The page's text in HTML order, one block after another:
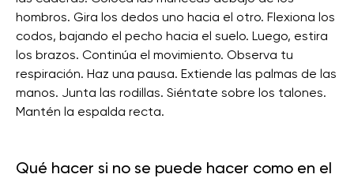
hombros. Gira los dedos uno hacia el otro. Flexiona los
codos, bajando el pecho hacia el suelo. Luego, estira
los brazos. Continúa el movimiento. Observa tu
respiración. Haz una pausa. Extiende las palmas de las
manos. Junta las rodillas. Siéntate sobre los talones.
Mantén la espalda recta.
Qué hacer si no se puede hacer como en el